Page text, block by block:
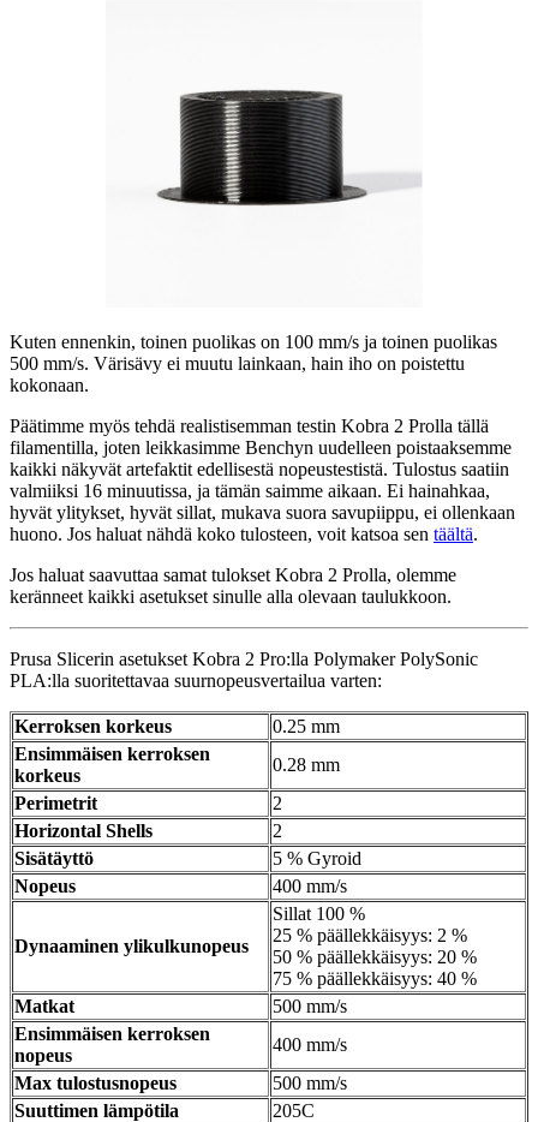
Kuten ennenkin, toinen puolikas on 100 mm/s ja toinen puolikas
500 mm/s. Värisävy ei muutu lainkaan, hain iho on poistettu
kokonaan.
Päätimme myös tehdä realistisemman testin Kobra 2 Prolla tällä
filamentilla, joten leikkasimme Benchyn uudelleen poistaaksemme
kaikki näkyvät artefaktit edellisestä nopeustestistä. Tulostus saatiin
valmiiksi 16 minuutissa, ja tämän saimme aikaan. Ei hainahkaa,
hyvät ylitykset, hyvät sillat, mukava suora savupiippu, ei ollenkaan
huono. Jos haluat nähdä koko tulosteen, voit katsoa sen täältä.
Jos haluat saavuttaa samat tulokset Kobra 2 Prolla, olemme
keränneet kaikki asetukset sinulle alla olevaan taulukkoon.
Prusa Slicerin asetukset Kobra 2 Pro:lla Polymaker PolySonic
PLA:lla suoritettavaa suurnopeusvertailua varten:
Kerroksen korkeus
0.25 mm
Ensimmäisen kerroksen
korkeus
0.28 mm
Perimetrit
2
Horizontal Shells
2
Sisätäyttö
5 % Gyroid
Nopeus
400 mm/s
Dynaaminen ylikulkunopeus
Sillat 100 %
25 % päällekkäisyys: 2 %
50 % päällekkäisyys: 20 %
75 % päällekkäisyys: 40 %
Matkat
500 mm/s
Ensimmäisen kerroksen
nopeus
400 mm/s
Max tulostusnopeus
500 mm/s
Suuttimen lämpötila
205C